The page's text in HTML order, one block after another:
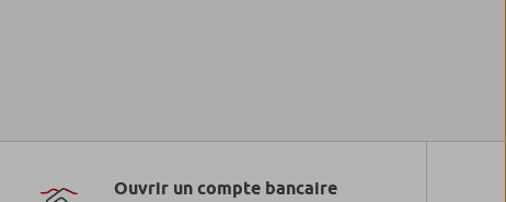
Ouvrir un compte bancaire